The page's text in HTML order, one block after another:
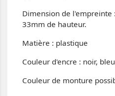
Dimension de
33mm de hauteur.
Matière : plastique
Couleur d'encre : noir,
Couleur de monture